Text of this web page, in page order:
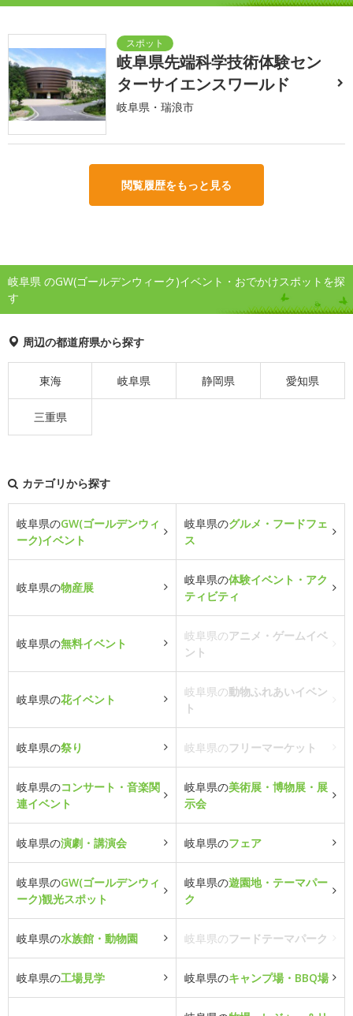
岐阜県先端科学技術体験セン
ターサイエンスワールド
岐阜県・瑞浪市
閲覧履歴をもっと見る
岐阜県 のGW(ゴールデンウィーク)イベント・おでかけスポットを探
す
周辺の都道府県から探す
東海 岐阜県 静岡県 愛知県
三重県
カテゴリから探す
岐阜県のGW(ゴールデンウィ
ーク)イベント
岐阜県のグルメ・フードフェ
ス
岐阜県の物産展
岐阜県の体験イベント・アク
ティビティ
岐阜県の無料イベント
岐阜県のアニメ・ゲームイベ
ント
岐阜県の花イベント
岐阜県の動物ふれあいイベン
ト
岐阜県の祭り 岐阜県のフリーマーケット
岐阜県のコンサート・音楽関
連イベント
岐阜県の美術展・博物展・展
示会
岐阜県の演劇・講演会 岐阜県のフェア
岐阜県のGW(ゴールデンウィ
ーク)観光スポット
岐阜県の遊園地・テーマパー
ク
岐阜県の水族館・動物園 岐阜県のフードテーマパーク
岐阜県の工場見学 岐阜県のキャンプ場・BBQ場